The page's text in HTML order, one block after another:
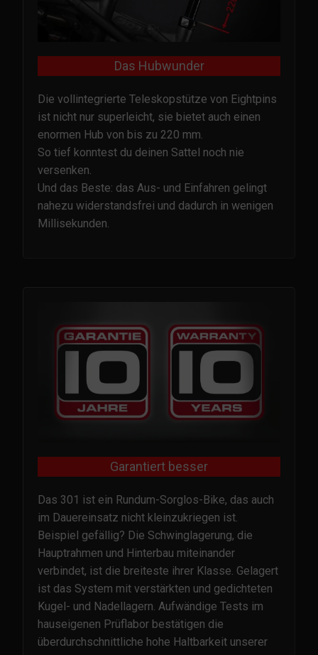
Das Hubwunder
Die vollintegrierte Teleskopstütze von Eightpins
ist nicht nur superleicht, sie bietet auch einen
enormen Hub von bis zu 220 mm.
So tief konntest du deinen Sattel noch nie
versenken.
Und das Beste: das Aus- und Einfahren gelingt
nahezu widerstandsfrei und dadurch in wenigen
Millisekunden.
Garantiert besser
Das 301 ist ein Rundum-Sorglos-Bike, das auch
im Dauereinsatz nicht kleinzukriegen ist.
Beispiel gefällig? Die Schwinglagerung, die
Hauptrahmen und Hinterbau miteinander
verbindet, ist die breiteste ihrer Klasse. Gelagert
ist das System mit verstärkten und gedichteten
Kugel- und Nadellagern. Aufwändige Tests im
hauseigenen Prüflabor bestätigen die
überdurchschnittliche hohe Haltbarkeit unserer